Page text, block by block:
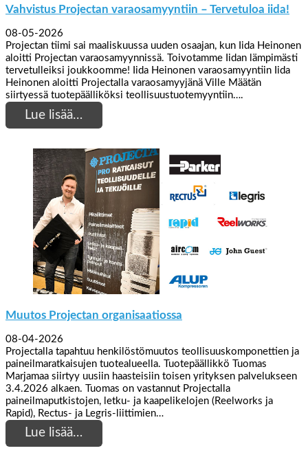
Vahvistus Projectan varaosamyyntiin – Tervetuloa iida!
08-05-2026
Projectan tiimi sai maaliskuussa uuden osaajan, kun Iida Heinonen
aloitti Projectan varaosamyynnissä. Toivotamme Iidan lämpimästi
tervetulleiksi joukkoomme! Iida Heinonen varaosamyyntiin Iida
Heinonen aloitti Projectalla varaosamyyjänä Ville Määtän
siirtyessä tuotepäälliköksi teollisuustuotemyyntiin….
Lue lisää…
Muutos Projectan organisaatiossa
08-04-2026
Projectalla tapahtuu henkilöstömuutos teollisuuskomponettien ja
paineilmaratkaisujen tuotealueella. Tuotepäällikkö Tuomas
Marjamaa siirtyy uusiin haasteisiin toisen yrityksen palvelukseen
3.4.2026 alkaen. Tuomas on vastannut Projectalla
paineilmaputkistojen, letku- ja kaapelikelojen (Reelworks ja
Rapid), Rectus- ja Legris-liittimien…
Lue lisää…